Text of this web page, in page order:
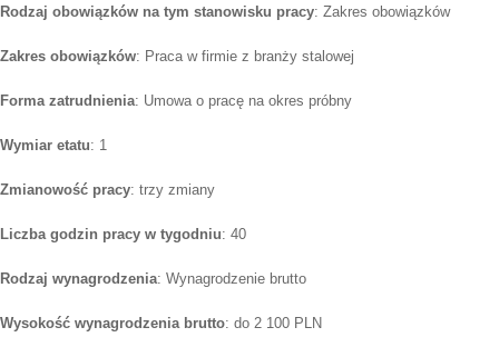
Rodzaj obowiązków na tym stanowisku pracy: Zakres obowiązków
Zakres obowiązków: Praca w firmie z branży stalowej
Forma zatrudnienia: Umowa o pracę na okres próbny
Wymiar etatu: 1
Zmianowość pracy: trzy zmiany
Liczba godzin pracy w tygodniu: 40
Rodzaj wynagrodzenia: Wynagrodzenie brutto
Wysokość wynagrodzenia brutto: do 2 100 PLN